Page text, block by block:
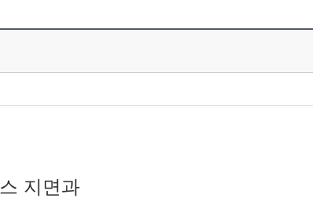
지면과